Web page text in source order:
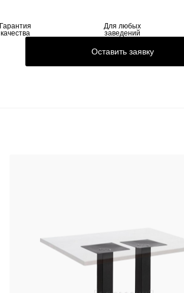
Гарантия
качества
Для любых
заведений
Оставить заявку